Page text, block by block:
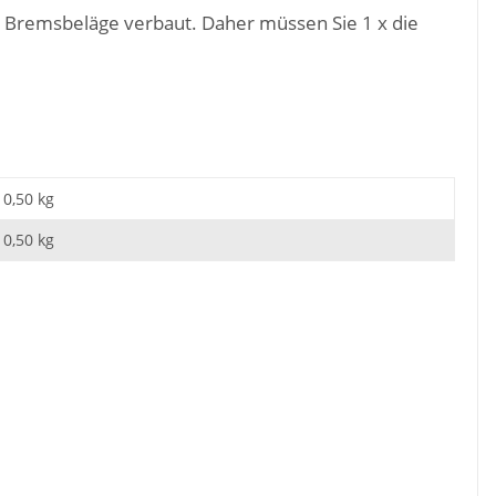
verbaut. Daher müssen Sie 1 x die
0,50 kg
0,50 kg